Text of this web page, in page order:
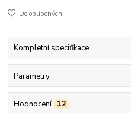
Do oblíbených
Kompletní specifikace
Parametry
Hodnocení 12